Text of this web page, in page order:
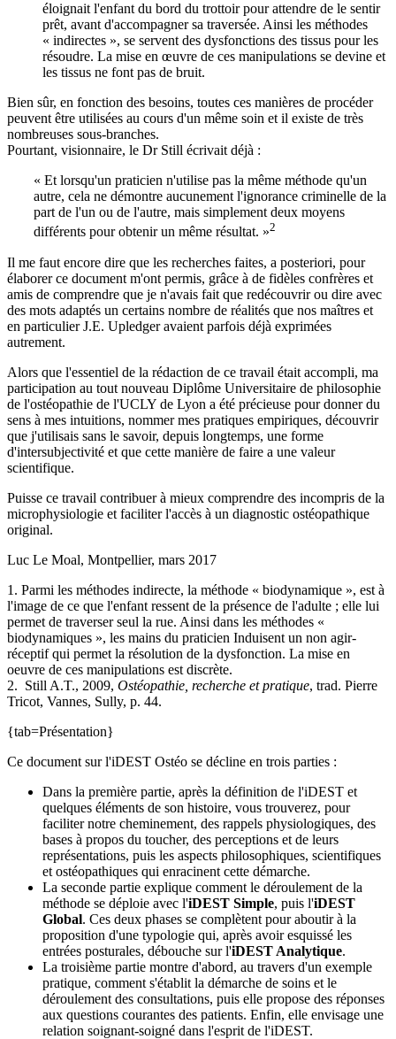
éloignait l'enfant du bord du trottoir pour attendre de le sentir
prêt, avant d'accompagner sa traversée. Ainsi les méthodes
« indirectes », se servent des dysfonctions des tissus pour les
résoudre. La mise en œuvre de ces manipulations se devine et
les tissus ne font pas de bruit.
Bien sûr, en fonction des besoins, toutes ces manières de procéder
peuvent être utilisées au cours d'un même soin et il existe de très
nombreuses sous-branches.
Pourtant, visionnaire, le Dr Still écrivait déjà :
« Et lorsqu'un praticien n'utilise pas la même méthode qu'un
autre, cela ne démontre aucunement l'ignorance criminelle de la
part de l'un ou de l'autre, mais simplement deux moyens
différents pour obtenir un même résultat. »2
Il me faut encore dire que les recherches faites, a posteriori, pour
élaborer ce document m'ont permis, grâce à de fidèles confrères et
amis de comprendre que je n'avais fait que redécouvrir ou dire avec
des mots adaptés un certains nombre de réalités que nos maîtres et
en particulier J.E. Upledger avaient parfois déjà exprimées
autrement.
Alors que l'essentiel de la rédaction de ce travail était accompli, ma
participation au tout nouveau Diplôme Universitaire de philosophie
de l'ostéopathie de l'UCLY de Lyon a été précieuse pour donner du
sens à mes intuitions, nommer mes pratiques empiriques, découvrir
que j'utilisais sans le savoir, depuis longtemps, une forme
d'intersubjectivité et que cette manière de faire a une valeur
scientifique.
Puisse ce travail contribuer à mieux comprendre des incompris de la
microphysiologie et faciliter l'accès à un diagnostic ostéopathique
original.
Luc Le Moal, Montpellier, mars 2017
1. Parmi les méthodes indirecte, la méthode « biodynamique », est à
l'image de ce que l'enfant ressent de la présence de l'adulte ; elle lui
permet de traverser seul la rue. Ainsi dans les méthodes «
biodynamiques », les mains du praticien Induisent un non agir-
réceptif qui permet la résolution de la dysfonction. La mise en
oeuvre de ces manipulations est discrète.
2. Still A.T., 2009, Ostéopathie, recherche et pratique, trad. Pierre
Tricot, Vannes, Sully, p. 44.
{tab=Présentation}
Ce document sur l'iDEST Ostéo se décline en trois parties :
Dans la première partie, après la définition de l'iDEST et
quelques éléments de son histoire, vous trouverez, pour
faciliter notre cheminement, des rappels physiologiques, des
bases à propos du toucher, des perceptions et de leurs
représentations, puis les aspects philosophiques, scientifiques
et ostéopathiques qui enracinent cette démarche.
La seconde partie explique comment le déroulement de la
méthode se déploie avec l'iDEST Simple, puis l'iDEST
Global. Ces deux phases se complètent pour aboutir à la
proposition d'une typologie qui, après avoir esquissé les
entrées posturales, débouche sur l'iDEST Analytique.
La troisième partie montre d'abord, au travers d'un exemple
pratique, comment s'établit la démarche de soins et le
déroulement des consultations, puis elle propose des réponses
aux questions courantes des patients. Enfin, elle envisage une
relation soignant-soigné dans l'esprit de l'iDEST.